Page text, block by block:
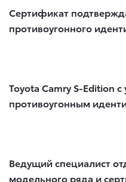
Сертификат
противоугонного
Toyota Camry S-Edition
противоугонным
Ведущий специалист
модельного ряда и